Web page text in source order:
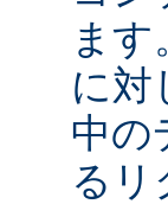
ま
に対
中の
るリ